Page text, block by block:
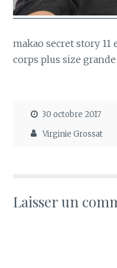
makao secret story 11
corps plus size
30 octobre 2017
Virginie Grossat
Laisser un